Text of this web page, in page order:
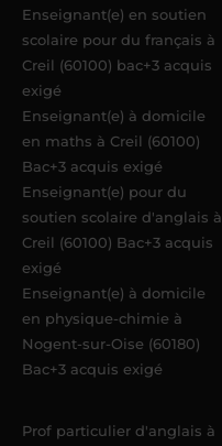
Enseignant(e) en soutien
scolaire pour du français à
Creil (60100) bac+3 acquis
exigé
Enseignant(e) à domicile
en maths à Creil (60100)
Bac+3 acquis exigé
Enseignant(e) pour du
soutien scolaire d'anglais à
Creil (60100) Bac+3 acquis
exigé
Enseignant(e) à domicile
en physique-chimie à
Nogent-sur-Oise (60180)
Bac+3 acquis exigé
Prof particulier d'anglais à